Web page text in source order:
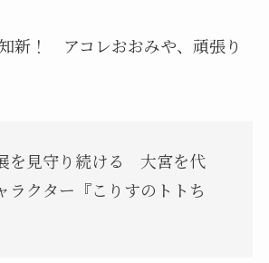
新！ アコレおおみや、頑張り
を見守り続ける 大宮を代
ラクター『こりすのトトち